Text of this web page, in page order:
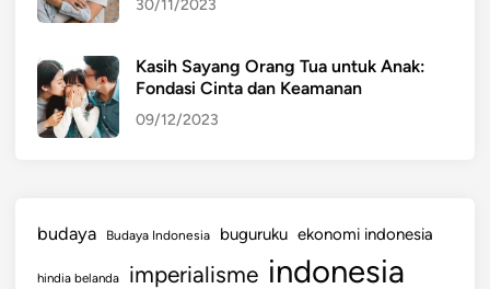
30/11/2023
Kasih Sayang Orang Tua untuk Anak:
Fondasi Cinta dan Keamanan
09/12/2023
budaya Budaya Indonesia buguruku ekonomi indonesia
hindia belanda imperialisme indonesia